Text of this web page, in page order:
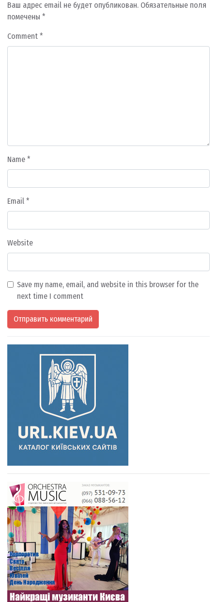
Ваш адрес email не будет опубликован. Обязательные поля
помечены *
Comment *
Name *
Email *
Website
Save my name, email, and website in this browser for the
next time I comment